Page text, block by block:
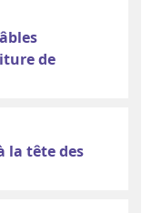
de
la tête des